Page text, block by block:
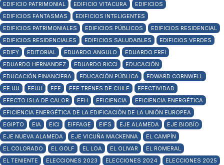
EDIFICIO PATRIMONIAL
EDIFICIO VITACURA
EDIFICIOS
EDIFICIOS FANTASMAS
EDIFICIOS INTELIGENTES
EDIFICIOS PATRIMONIALES
EDIFICIOS PÚBLICOS
EDIFICIOS RESIDENCIAL
EDIFICIOS RESIDENCIALES
EDIFICIOS SALUDABLES
EDIFICIOS VERDES
EDIFY
EDITORIAL EDUARDO ANGULO
EDUARDO FREI
EDUARDO HERNANDEZ
EDUARDO RICCI
EDUCACIÓN
EDUCACIÓN FINANCIERA
EDUCACIÓN PÚBLICA
EDWARD CORNWELL
EE.UU
EEUU EFE EFE TRENES DE CHILE
EFECTIVIDAD
EFECTO ISLA DE CALOR
EFH EFICIENCIA
EFICIENCIA ENERGÉTICA
EFICIENCIA ENERGÉTICA DE LA EDIFICACIÓN DE LA UNIÓN EUROPEA
EGIPTO
EIA EICI EIFFAGE EIFS EJE ALAMEDA
EJE BIOBÍO
EJE NUEVA ALAMEDA
EJE VICUÑA MACKENNA
EL CAMPÍN
EL COLORADO
EL GOLF EL LOA EL OLIVAR
EL ROMERAL
EL TENIENTE
ELECCIONES 2023 ELECCIONES 2024
ELECCIONES 2025